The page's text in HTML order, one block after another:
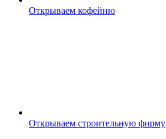
Открываем кофейню
Открываем строительную фирму